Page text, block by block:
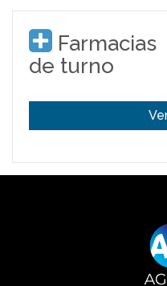
Farmacias
de turno